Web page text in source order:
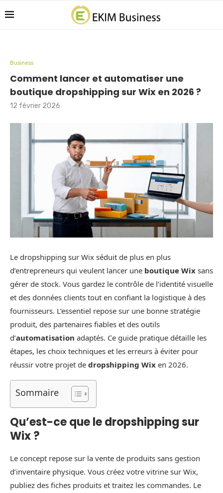
Business
Comment lancer et automatiser une
boutique dropshipping sur Wix en 2026 ?
12 février 2026
Le dropshipping sur Wix séduit de plus en plus
d’entrepreneurs qui veulent lancer une boutique Wix sans
gérer de stock. Vous gardez le contrôle de l’identité visuelle
et des données clients tout en confiant la logistique à des
fournisseurs. L’essentiel repose sur une bonne stratégie
produit, des partenaires fiables et des outils
d’automatisation adaptés. Ce guide pratique détaille les
étapes, les choix techniques et les erreurs à éviter pour
réussir votre projet de dropshipping Wix en 2026.
Sommaire
Qu’est-ce que le dropshipping sur
Wix ?
Le concept repose sur la vente de produits sans gestion
d’inventaire physique. Vous créez votre vitrine sur Wix,
publiez des fiches produits et traitez les commandes. Le